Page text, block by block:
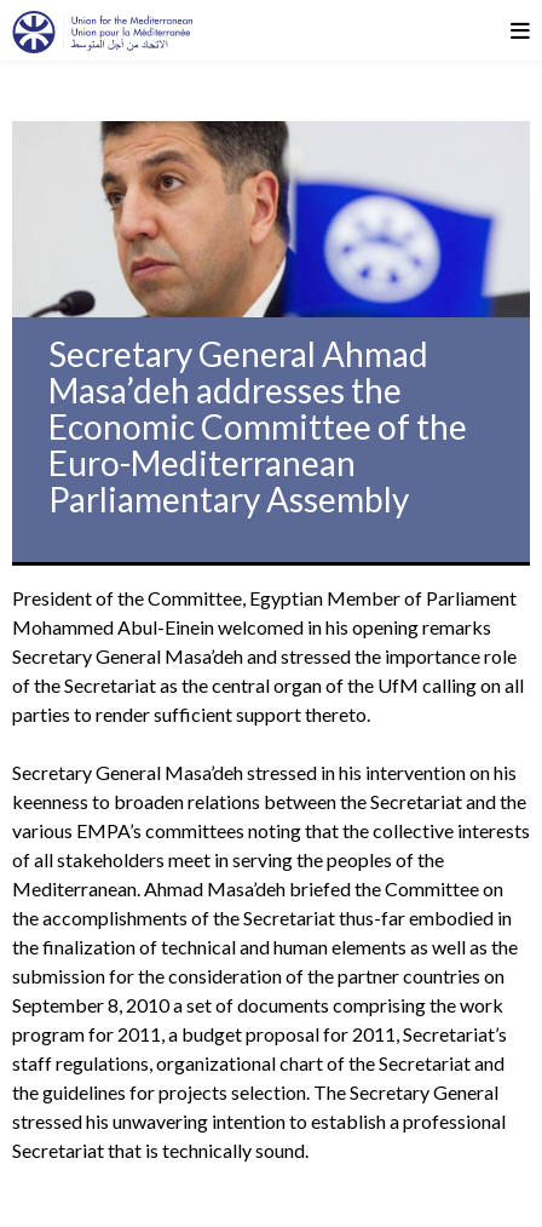
Secretary General Ahmad
Masa’deh addresses the
Economic Committee of the
Euro-Mediterranean
Parliamentary Assembly
President of the Committee, Egyptian Member of Parliament
Mohammed Abul-Einein welcomed in his opening remarks
Secretary General Masa’deh and stressed the importance role
of the Secretariat as the central organ of the UfM calling on all
parties to render sufficient support thereto.
Secretary General Masa’deh stressed in his intervention on his
keenness to broaden relations between the Secretariat and the
various EMPA’s committees noting that the collective interests
of all stakeholders meet in serving the peoples of the
Mediterranean. Ahmad Masa’deh briefed the Committee on
the accomplishments of the Secretariat thus-far embodied in
the finalization of technical and human elements as well as the
submission for the consideration of the partner countries on
September 8, 2010 a set of documents comprising the work
program for 2011, a budget proposal for 2011, Secretariat’s
staff regulations, organizational chart of the Secretariat and
the guidelines for projects selection. The Secretary General
stressed his unwavering intention to establish a professional
Secretariat that is technically sound.